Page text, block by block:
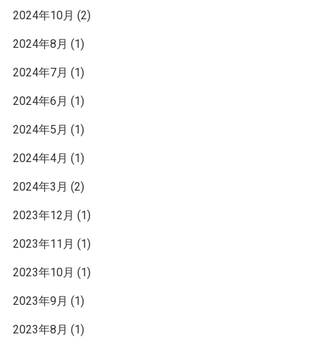
2024年10月 (2)
2024年8月 (1)
2024年7月 (1)
2024年6月 (1)
2024年5月 (1)
2024年4月 (1)
2024年3月 (2)
2023年12月 (1)
2023年11月 (1)
2023年10月 (1)
2023年9月 (1)
2023年8月 (1)